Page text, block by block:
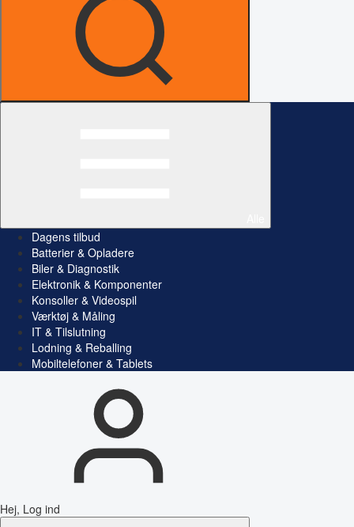
Dagens tilbud
Batterier & Opladere
Biler & Diagnostik
Elektronik & Komponenter
Konsoller & Videospil
Værktøj & Måling
IT & Tilslutning
Lodning & Reballing
Mobiltelefoner & Tablets
Hej, Log ind